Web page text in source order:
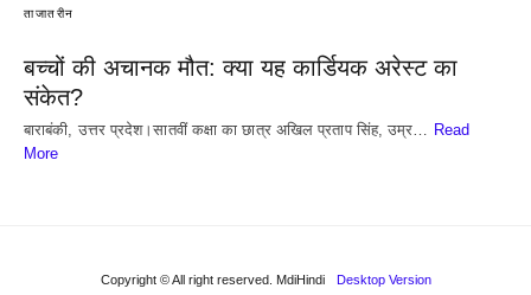
ताजातरीन
बच्चों की अचानक मौत: क्या यह कार्डियक अरेस्ट का
संकेत?
बाराबंकी, उत्तर प्रदेश।सातवीं कक्षा का छात्र अखिल प्रताप सिंह, उम्र…
Read
More
Copyright © All right reserved. MdiHindi Desktop Version